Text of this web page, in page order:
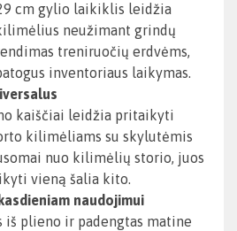
cm gylio laikiklis leidžia
neužimant grindų
treniruočių erdvėms,
inventoriaus laikymas.
kaiščiai leidžia pritaikyti
kilimėliams su skylutėmis
nuo kilimėlių storio, juos
vieną šalia kito.
naudojimui
iš plieno ir padengtas matine